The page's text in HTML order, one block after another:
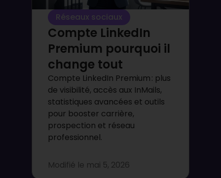
Réseaux sociaux
Compte LinkedIn
Premium pourquoi il
change tout
Compte LinkedIn Premium : plus
de visibilité, accès aux InMails,
statistiques avancées et outils
pour booster carrière,
prospection et réseau
professionnel.
Modifié le mai 5, 2026